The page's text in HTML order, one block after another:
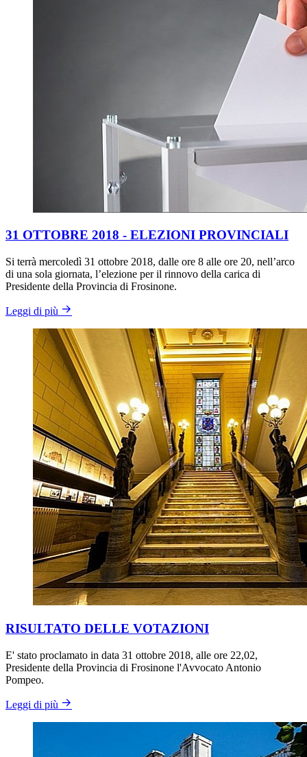
31 OTTOBRE 2018 - ELEZIONI PROVINCIALI
Si terrà mercoledì 31 ottobre 2018, dalle ore 8 alle ore 20, nell’arco
di una sola giornata, l’elezione per il rinnovo della carica di
Presidente della Provincia di Frosinone.
Leggi di più
RISULTATO DELLE VOTAZIONI
E' stato proclamato in data 31 ottobre 2018, alle ore 22,02,
Presidente della Provincia di Frosinone l'Avvocato Antonio
Pompeo.
Leggi di più